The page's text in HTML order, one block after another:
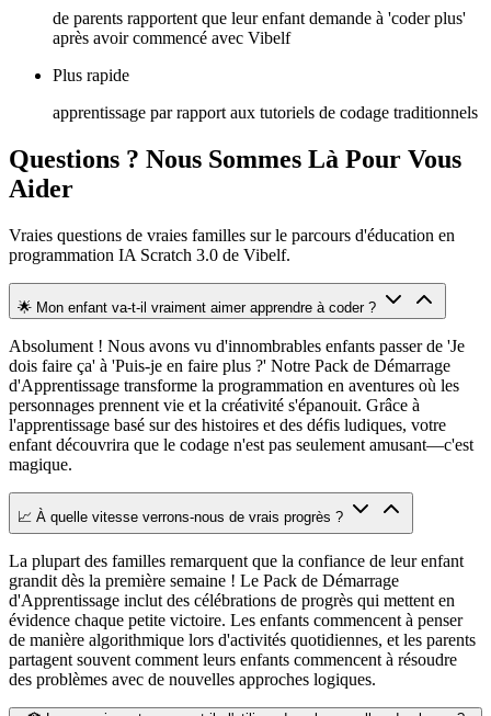
de parents rapportent que leur enfant demande à 'coder plus'
après avoir commencé avec Vibelf
Plus rapide
apprentissage par rapport aux tutoriels de codage traditionnels
Questions ? Nous Sommes Là Pour Vous
Aider
Vraies questions de vraies familles sur le parcours d'éducation en
programmation IA Scratch 3.0 de Vibelf.
🌟 Mon enfant va-t-il vraiment aimer apprendre à coder ?
Absolument ! Nous avons vu d'innombrables enfants passer de 'Je
dois faire ça' à 'Puis-je en faire plus ?' Notre Pack de Démarrage
d'Apprentissage transforme la programmation en aventures où les
personnages prennent vie et la créativité s'épanouit. Grâce à
l'apprentissage basé sur des histoires et des défis ludiques, votre
enfant découvrira que le codage n'est pas seulement amusant—c'est
magique.
📈 À quelle vitesse verrons-nous de vrais progrès ?
La plupart des familles remarquent que la confiance de leur enfant
grandit dès la première semaine ! Le Pack de Démarrage
d'Apprentissage inclut des célébrations de progrès qui mettent en
évidence chaque petite victoire. Les enfants commencent à penser
de manière algorithmique lors d'activités quotidiennes, et les parents
partagent souvent comment leurs enfants commencent à résoudre
des problèmes avec de nouvelles approches logiques.